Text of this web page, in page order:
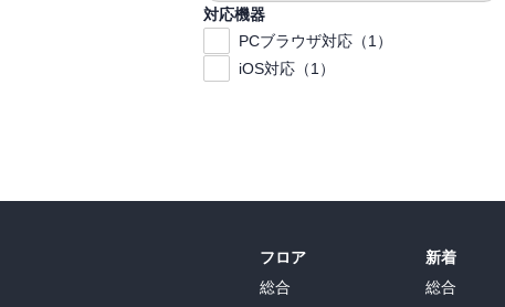
対応機器
PCブラウザ対応（1）
iOS対応（1）
フロア
総合
新着
総合